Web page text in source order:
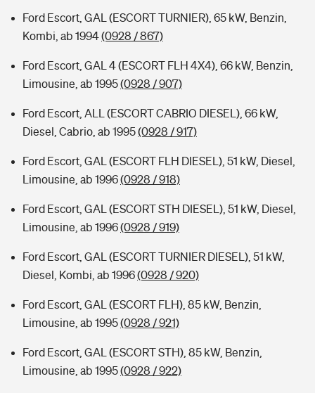
Ford Escort, GAL (ESCORT TURNIER), 65 kW, Benzin,
Kombi, ab 1994(0928 / 867)
Ford Escort, GAL 4 (ESCORT FLH 4X4), 66 kW, Benzin,
Limousine, ab 1995(0928 / 907)
Ford Escort, ALL (ESCORT CABRIO DIESEL), 66 kW,
Diesel, Cabrio, ab 1995(0928 / 917)
Ford Escort, GAL (ESCORT FLH DIESEL), 51 kW, Diesel,
Limousine, ab 1996(0928 / 918)
Ford Escort, GAL (ESCORT STH DIESEL), 51 kW, Diesel,
Limousine, ab 1996(0928 / 919)
Ford Escort, GAL (ESCORT TURNIER DIESEL), 51 kW,
Diesel, Kombi, ab 1996(0928 / 920)
Ford Escort, GAL (ESCORT FLH), 85 kW, Benzin,
Limousine, ab 1995(0928 / 921)
Ford Escort, GAL (ESCORT STH), 85 kW, Benzin,
Limousine, ab 1995(0928 / 922)